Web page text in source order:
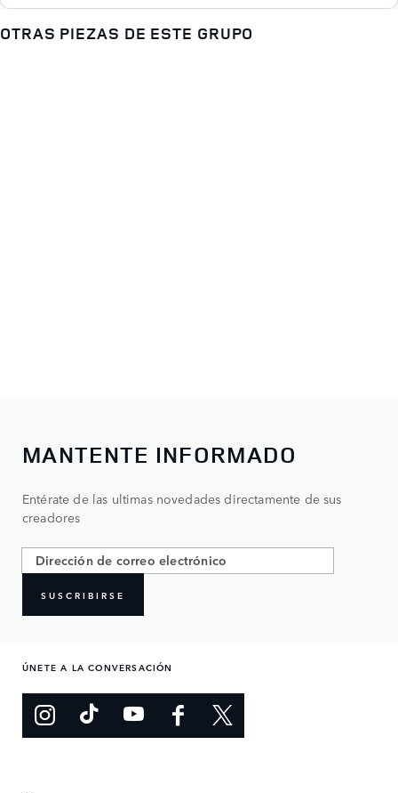
OTRAS PIEZAS DE ESTE GRUPO
MANTENTE INFORMADO
Entérate de las ultimas novedades directamente de sus
creadores
SUSCRIBIRSE
ÚNETE A LA CONVERSACIÓN